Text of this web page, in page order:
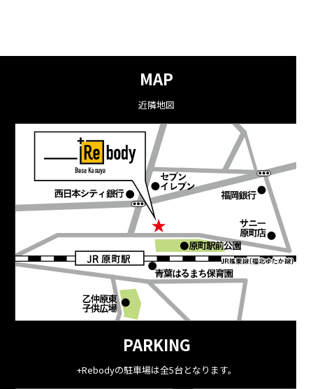
MAP
近隣地図
PARKING
+Rebodyの駐車場は全5台となります。